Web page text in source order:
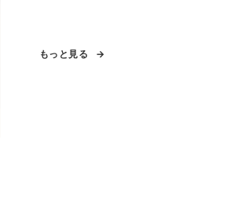
もっと見る